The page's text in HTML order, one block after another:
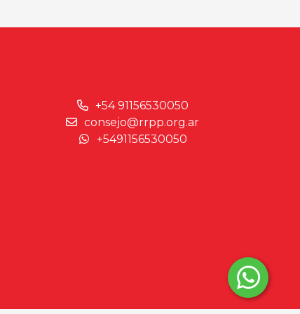
+54 91156530050
consejo@rrpp.org.ar
+5491156530050